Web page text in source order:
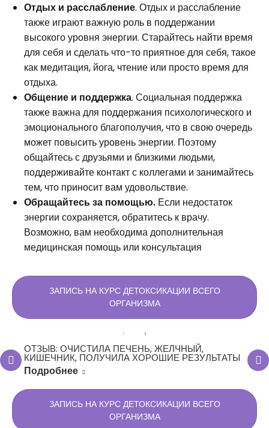
Отдых и расслабление. Отдых и расслабление
также играют важную роль в поддержании
высокого уровня энергии. Старайтесь найти время
для себя и сделать что-то приятное для себя, такое
как медитация, йога, чтение или просто время для
отдыха.
Общение и поддержка. Социальная поддержка
также важна для поддержания психологического и
эмоционального благополучия, что в свою очередь
может повысить уровень энергии. Поэтому
общайтесь с друзьями и близкими людьми,
поддерживайте контакт с коллегами и занимайтесь
тем, что приносит вам удовольствие.
Обращайтесь за помощью. Если недостаток
энергии сохраняется, обратитесь к врачу.
Возможно, вам необходима дополнительная
медицинская помощь или консультация
ЗАПИСЬ НА КУРС ДЕТОКСИКАЦИИ ВСЕГО
ОРГАНИЗМА
ОТЗЫВ: ОЧИСТИЛА ПЕЧЕНЬ, ЖЕЛЧНЫЙ,
КИШЕЧНИК, ПОЛУЧИЛА ХОРОШИЕ РЕЗУЛЬТАТЫ
Подробнее
ЗАПИСЬ НА КУРС ДЕТОКСИКАЦИИ ВСЕГО
ОРГАНИЗМА